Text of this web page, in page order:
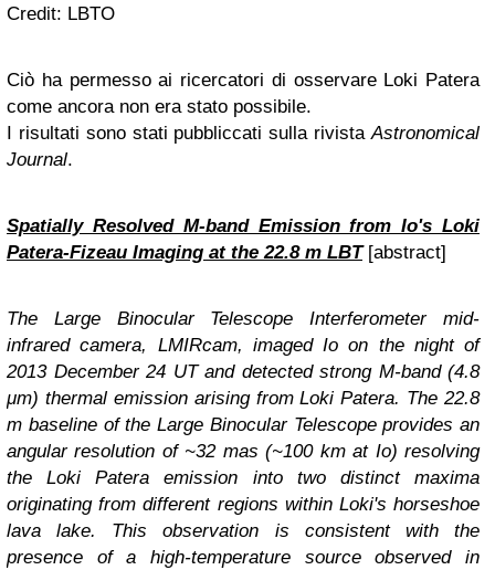
Credit: LBTO
Ciò ha permesso ai ricercatori di osservare Loki Patera
come ancora non era stato possibile.
I risultati sono stati pubbliccati sulla rivistaAstronomical
Journal.
Spatially Resolved M-band Emission from Io's Loki
Patera-Fizeau Imaging at the 22.8 m LBT[abstract]
The Large Binocular Telescope Interferometer mid-
infrared camera, LMIRcam, imaged Io on the night of
2013 December 24 UT and detected strong M-band (4.8
μm) thermal emission arising from Loki Patera. The 22.8
m baseline of the Large Binocular Telescope provides an
angular resolution of ~32 mas (~100 km at Io) resolving
the Loki Patera emission into two distinct maxima
originating from different regions within Loki's horseshoe
lava lake. This observation is consistent with the
presence of a high-temperature source observed in